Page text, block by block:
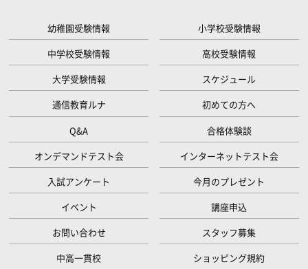
幼稚園受験情報
小学校受験情報
中学校受験情報
高校受験情報
大学受験情報
スケジュール
通信教育ルナ
初めての方へ
Q&A
合格体験談
オンデマンドテスト会
インターネットテスト会
入試アンケート
今月のプレゼント
イベント
講座申込
お問い合わせ
スタッフ募集
中高一貫校
ショッピング規約